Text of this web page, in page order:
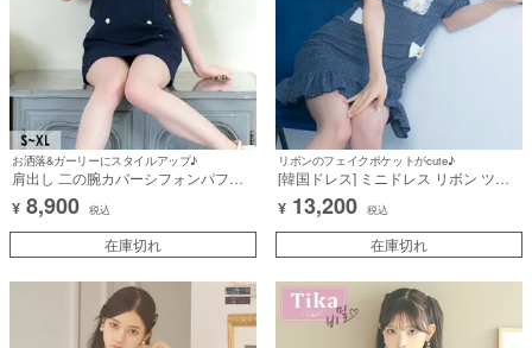
お洒落&ガーリーにスタイルアップ♪
肩出し 二の腕カバーシフォンパフス
リーブ切り替えツイードダブルボタン
サロペット風フレアミニドレス (Sサ
イズ～XLサイズ) (若林萌々/キャバド
¥ 8,900 税込
在庫切れ
リボンのフェイクポケットがcute♪
[韓国ドレス] ミニドレス リボン ツイ
ード 袖あり 五分袖 ゴールドボタン フ
リル パイピング 裾フリル タイト キャ
バドレス (緩苺着用) [tk-mdk138]
¥ 13,200 税込
在庫切れ